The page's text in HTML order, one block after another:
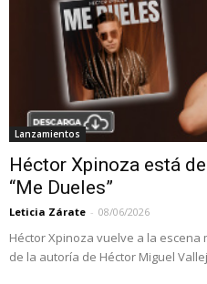
Lanzamientos
Héctor Xpinoza está
“Me Dueles”
Leticia Zárate - 08/06/2026
Héctor Xpinoza vuelve a la escena
de la autoría de Héctor Miguel